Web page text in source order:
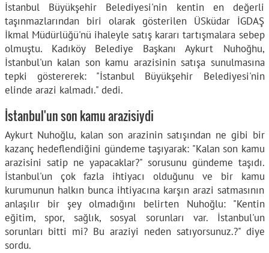
İstanbul Büyükşehir Belediyesi'nin kentin en değerli
taşınmazlarından biri olarak gösterilen ÜSküdar İGDAŞ
İkmal Müdürlüğü'nü ihaleyle satış kararı tartışmalara sebep
olmuştu. Kadıköy Belediye Başkanı Aykurt Nuhoğhu,
İstanbul'un kalan son kamu arazisinin satışa sunulmasına
tepki göstererek: "İstanbul Büyükşehir Belediyesi'nin
elinde arazi kalmadı." dedi.
İstanbul'un son kamu arazisiydi
Aykurt Nuhoğlu, kalan son arazinin satışından ne gibi bir
kazanç hedeflendiğini gündeme taşıyarak: "Kalan son kamu
arazisini satip ne yapacaklar?" sorusunu gündeme taşıdı.
İstanbul'un çok fazla ihtiyacı olduğunu ve bir kamu
kurumunun halkın bunca ihtiyacına karşın arazi satmasının
anlaşılır bir şey olmadığını belirten Nuhoğlu: "Kentin
eğitim, spor, sağlık, sosyal sorunları var. İstanbul'un
sorunları bitti mi? Bu araziyi neden satıyorsunuz.?" diye
sordu.